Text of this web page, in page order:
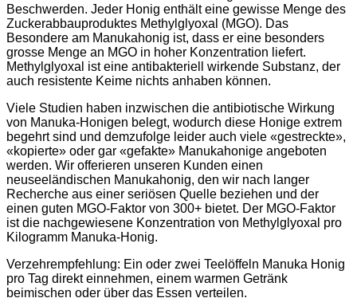
Beschwerden. Jeder Honig enthält eine gewisse Menge des
Zuckerabbauproduktes Methylglyoxal (MGO). Das
Besondere am Manukahonig ist, dass er eine besonders
grosse Menge an MGO in hoher Konzentration liefert.
Methylglyoxal ist eine antibakteriell wirkende Substanz, der
auch resistente Keime nichts anhaben können.
Viele Studien haben inzwischen die antibiotische Wirkung
von Manuka-Honigen belegt, wodurch diese Honige extrem
begehrt sind und demzufolge leider auch viele «gestreckte»,
«kopierte» oder gar «gefakte» Manukahonige angeboten
werden. Wir offerieren unseren Kunden einen
neuseeländischen Manukahonig, den wir nach langer
Recherche aus einer seriösen Quelle beziehen und der
einen guten MGO-Faktor von 300+ bietet. Der MGO-Faktor
ist die nachgewiesene Konzentration von Methylglyoxal pro
Kilogramm Manuka-Honig.
Verzehrempfehlung: Ein oder zwei Teelöffeln Manuka Honig
pro Tag direkt einnehmen, einem warmen Getränk
beimischen oder über das Essen verteilen.